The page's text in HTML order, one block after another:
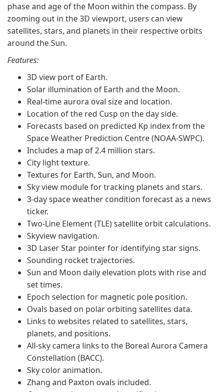
phase and age of the Moon within the compass. By
zooming out in the 3D viewport, users can view
satellites, stars, and planets in their respective orbits
around the Sun.
Features:
3D view port of Earth.
Solar illumination of Earth and the Moon.
Real-time aurora oval size and location.
Location of the red Cusp on the day side.
Forecasts based on predicted Kp index from the
Space Weather Prediction Centre (NOAA-SWPC).
Includes a map of 2.4 million stars.
City light texture.
Textures for Earth, Sun, and Moon.
Sky view module for tracking planets and stars.
3-day space weather condition forecast as a news
ticker.
Two-Line Element (TLE) satellite orbit calculations.
Skyview navigation.
3D Laser Star pointer for identifying star signs.
Sounding rocket trajectories.
Sun and Moon daily elevation plots with rise and
set times.
Epoch selection for magnetic pole position.
Ovals based on polar orbiting satellites data.
Links to websites related to satellites, stars,
planets, and positions.
All-sky camera links to the Boreal Aurora Camera
Constellation (BACC).
Sky color animation.
Zhang and Paxton ovals included.